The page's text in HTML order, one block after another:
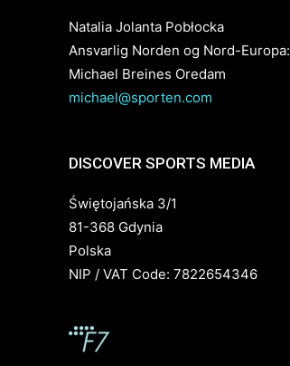
Natalia Jolanta Pobłocka
Ansvarlig Norden og Nord-Europa:
Michael Breines Oredam
michael@sporten.com
DISCOVER SPORTS MEDIA
Świętojańska 3/1
81-368 Gdynia
Polska
NIP / VAT Code: 7822654346